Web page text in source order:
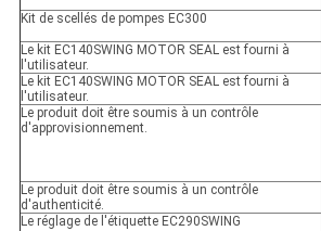
Kit de scellés de pompes EC300
Le kit EC140SWING MOTOR SEAL est fourni à
l'utilisateur.
Le kit EC140SWING MOTOR SEAL est fourni à
l'utilisateur.
Le produit doit être soumis à un contrôle
d'approvisionnement.
Le produit doit être soumis à un contrôle
d'authenticité.
Le réglage de l'étiquette EC290SWING